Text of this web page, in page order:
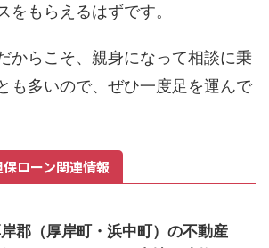
をもらえるはずです。
からこそ、親身になって相談に乗
も多いので、ぜひ一度足を運んで
ローン関連情報
郡（厚岸町・浜中町）の不動産